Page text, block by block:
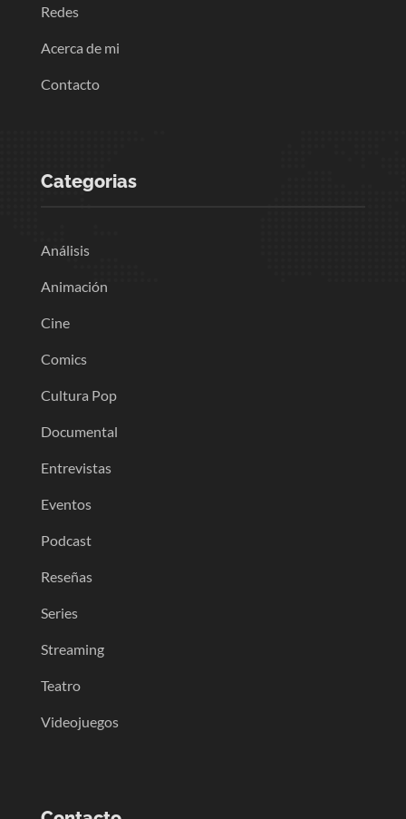
Redes
Acerca de mi
Contacto
Categorias
Análisis
Animación
Cine
Comics
Cultura Pop
Documental
Entrevistas
Eventos
Podcast
Reseñas
Series
Streaming
Teatro
Videojuegos